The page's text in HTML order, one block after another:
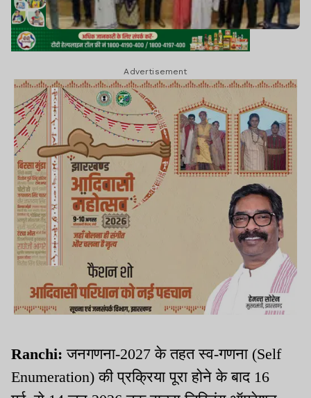
Advertisement
Ranchi:जनगणना-2027 के तहत स्व-गणना (Self
Enumeration) की प्रक्रिया पूरा होने के बाद 16